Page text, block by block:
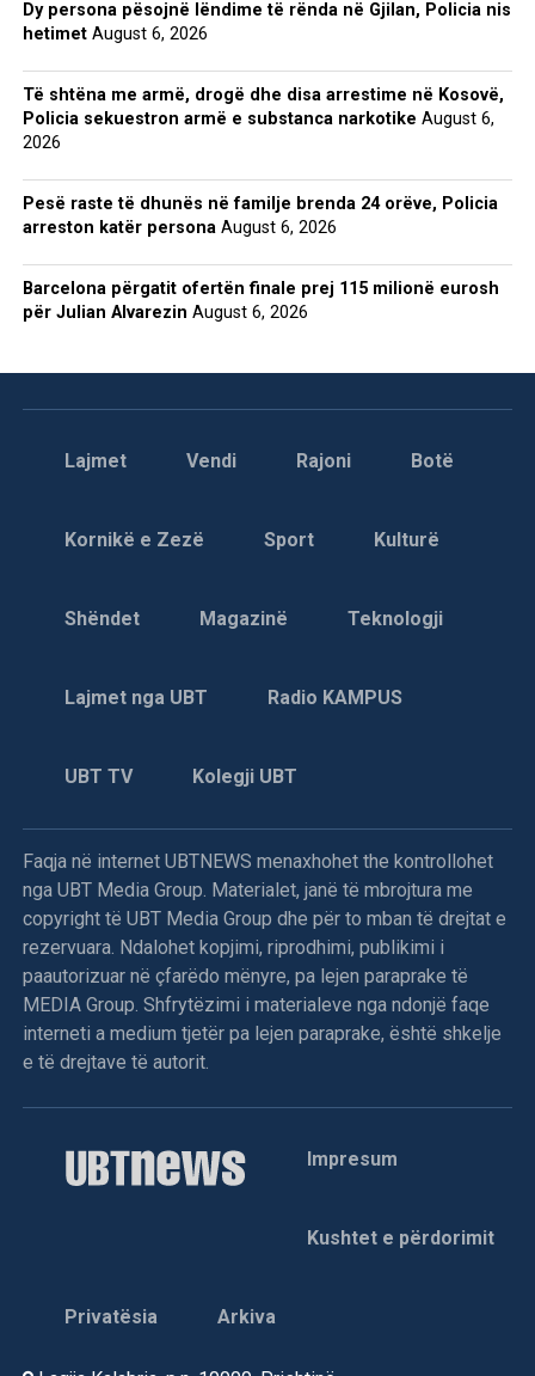
Dy persona pësojnë lëndime të rënda në Gjilan, Policia nis
hetimet August 6, 2026
Të shtëna me armë, drogë dhe disa arrestime në Kosovë,
Policia sekuestron armë e substanca narkotike August 6,
2026
Pesë raste të dhunës në familje brenda 24 orëve, Policia
arreston katër persona August 6, 2026
Barcelona përgatit ofertën finale prej 115 milionë eurosh
për Julian Alvarezin August 6, 2026
Lajmet Vendi Rajoni Botë
Kornikë e Zezë Sport Kulturë
Shëndet Magazinë Teknologji
Lajmet nga UBT Radio KAMPUS
UBT TV Kolegji UBT
Faqja në internet UBTNEWS menaxhohet the kontrollohet
nga UBT Media Group. Materialet, janë të mbrojtura me
copyright të UBT Media Group dhe për to mban të drejtat e
rezervuara. Ndalohet kopjimi, riprodhimi, publikimi i
paautorizuar në çfarëdo mënyre, pa lejen paraprake të
MEDIA Group. Shfrytëzimi i materialeve nga ndonjë faqe
interneti a medium tjetër pa lejen paraprake, është shkelje
e të drejtave të autorit.
Impresum
Kushtet e përdorimit
Privatësia Arkiva